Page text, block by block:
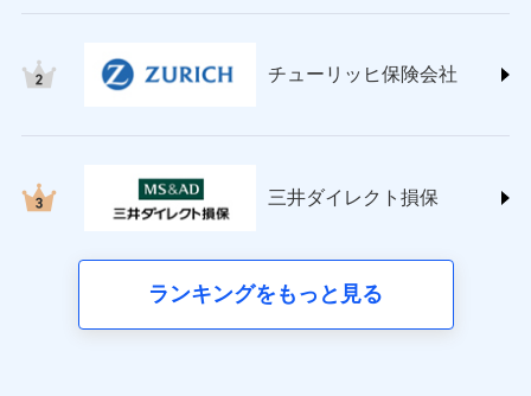
(https://www.nisshinfire.co.jp/)
(https://www.petfamilyins.co.jp/)
ins.com/)
三井ダイレクト損害保険株式会社
チューリッヒ保険会社
三井ダイレクト損保
ランキングをもっと見る